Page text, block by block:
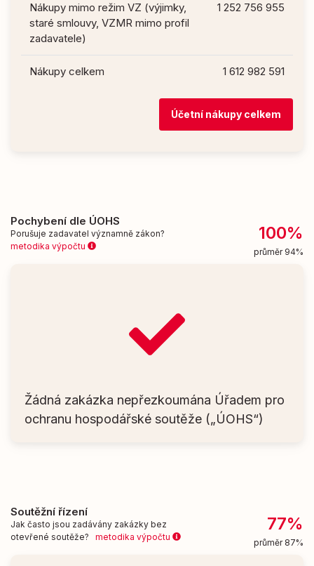
Nákupy mimo režim VZ (výjimky,
staré smlouvy, VZMR mimo profil
zadavatele)
1 252 756 955
Nákupy celkem 1 612 982 591
Účetní nákupy celkem
Pochybení dle ÚOHS
Porušuje zadavatel významně zákon?
metodika výpočtu
100%
průměr 94%
Žádná zakázka nepřezkoumána Úřadem pro
ochranu hospodářské soutěže („ÚOHS“)
Soutěžní řízení
Jak často jsou zadávány zakázky bez
otevřené soutěže? metodika výpočtu
77%
průměr 87%